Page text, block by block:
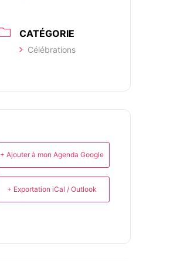
CATÉGORIE
Célébrations
+ Ajouter à mon Agenda Google
+ Exportation iCal / Outlook